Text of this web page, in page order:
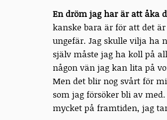
En dröm jag har är att åka
kanske bara är för att det
ungefär. Jag skulle vilja ha
själv måste jag ha koll på
någon vän jag kan lita på
Men det blir nog svårt för
som jag försöker bli av
mycket på framtiden, jag